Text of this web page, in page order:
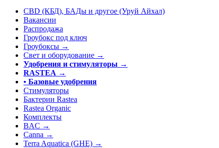
CBD (КБД), БАДы и другое (Уруй Айхал)
Вакансии
Распродажа
Гроубокс под ключ
Гроубоксы →
Свет и оборудование →
Удобрения и стимуляторы →
RASTEA →
• Базовые удобрения
Стимуляторы
Бактерии Rastea
Rastea Organic
Комплекты
BAC →
Canna →
Terra Aquatica (GHE) →